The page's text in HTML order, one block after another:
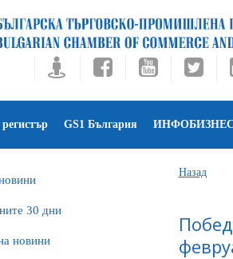
GS1 България ИНФОБИЗНЕС
30 дни
новини
Назад